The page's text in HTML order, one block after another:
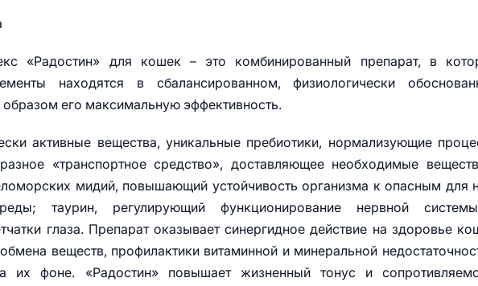
«Радостин» для кошек – это комбинированный препарат, в
находятся в сбалансированном, физиологически
его максимальную эффективность.
активные вещества, уникальные пребиотики, нормализующие
«транспортное средство», доставляющее необходимые
мидий, повышающий устойчивость организма к опасным для
таурин, регулирующий функционирование нервной
глаза. Препарат оказывает синергидное действие на здоровье
веществ, профилактики витаминной и минеральной
их фоне. «Радостин» повышает жизненный тонус и